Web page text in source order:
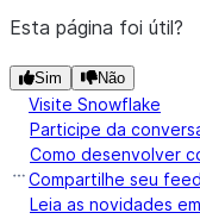
Esta página foi útil?
Sim Não
Visite Snowflake
Participe da
Como desenvolver
Compartilhe seu
Leia as novidades